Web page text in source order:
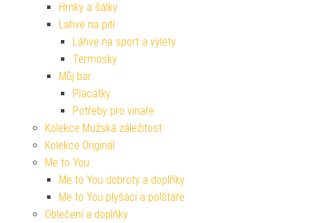
Hrnky a šálky
Lahve na pití
Láhve na sport a výlety
Termosky
Můj bar
Placatky
Potřeby pro vinaře
Kolekce Mužská záležitost
Kolekce Originál
Me to You
Me to You dobroty a doplňky
Me to You plyšáci a polštáře
Oblečení a doplňky